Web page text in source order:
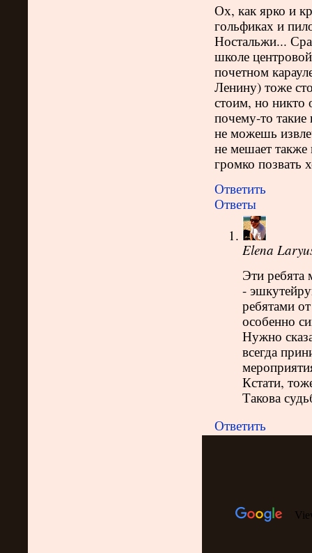
Ох, как ярко и
гольфиках и
Ностальжи...
школе
почетном
Ленину) тоже
стоим, но никто
почему-то
не можешь
не мешает
громко
Ответить
Ответы
Elena
Эти ребята
-
ребятами
особенно
Нужно
всегда
Кстати,
Такова
Ответить